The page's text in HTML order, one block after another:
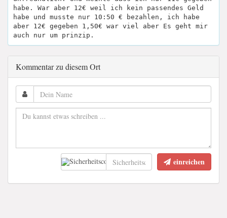
habe. War aber 12€ weil ich kein passendes Geld
habe und musste nur 10:50 € bezahlen, ich habe
aber 12€ gegeben 1,50€ war viel aber Es geht mir
auch nur um prinzip.
Kommentar zu diesem Ort
einreichen